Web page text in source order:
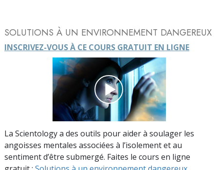
SOLUTIONS À UN ENVIRONNEMENT DANGEREUX
INSCRIVEZ-VOUS À CE COURS GRATUIT EN LIGNE
La Scientology a des outils pour aider à soulager les
angoisses mentales associées à l’isolement et au
sentiment d’être submergé. Faites le cours en ligne